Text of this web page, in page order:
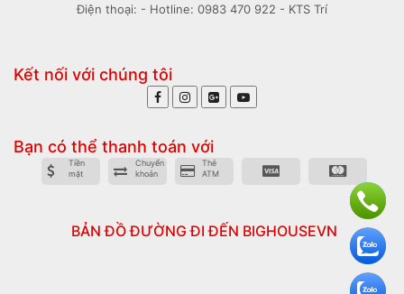
Điện thoại: - Hotline: 0983 470 922 - KTS Trí
Kết nối với chúng tôi
Bạn có thể thanh toán với
Tiền
mặt
Chuyển
khoản
Thẻ
ATM
BẢN ĐỒ ĐƯỜNG ĐI ĐẾN BIGHOUSEVN